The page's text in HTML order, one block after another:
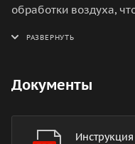
обработки воздуха,
Документы
Инструкция